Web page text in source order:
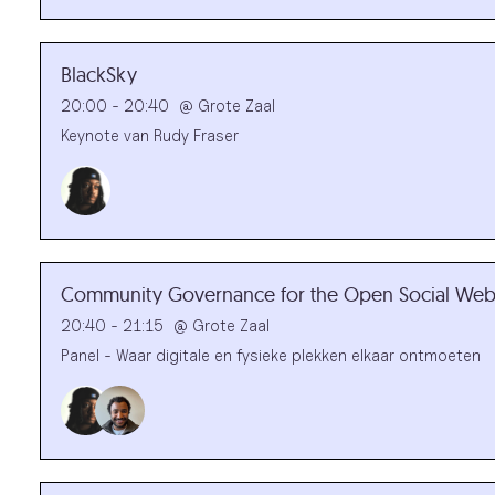
BlackSky
20:00 - 20:40 @ Grote Zaal
Keynote van Rudy Fraser
Community Governance for the Open Social Web
20:40 - 21:15 @ Grote Zaal
Panel - Waar digitale en fysieke plekken elkaar ontmoeten